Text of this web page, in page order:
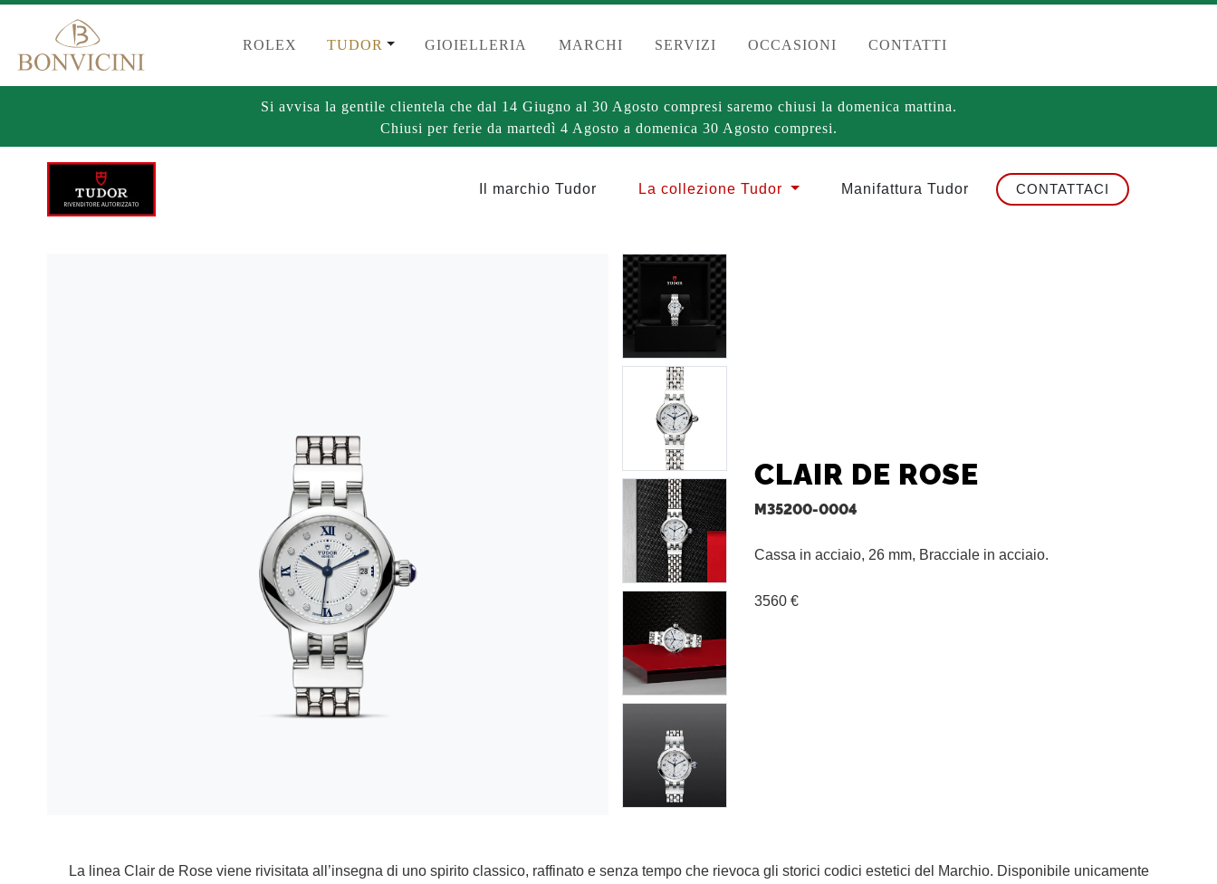
ROLEX TUDOR GIOIELLERIA MARCHI SERVIZI OCCASIONI CONTATTI
Si avvisa la gentile clientela che dal 14 Giugno al 30 Agosto compresi saremo chiusi la domenica mattina.
Chiusi per ferie da martedì 4 Agosto a domenica 30 Agosto compresi.
Il marchio Tudor La collezione Tudor Manifattura Tudor CONTATTACI
CLAIR DE ROSE
M35200-0004
Cassa in acciaio, 26 mm, Bracciale in acciaio.
3560 €
La linea Clair de Rose viene rivisitata all’insegna di uno spirito classico, raffinato e senza tempo che rievoca gli storici codici estetici del Marchio. Disponibile unicamente